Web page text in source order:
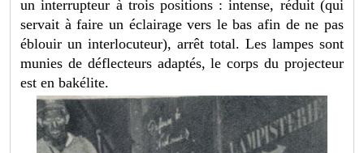
un interrupteur à trois positions : intense, réduit (qui
servait à faire un éclairage vers le bas afin de ne pas
éblouir un interlocuteur), arrêt total. Les lampes sont
munies de déflecteurs adaptés, le corps du projecteur
est en bakélite.